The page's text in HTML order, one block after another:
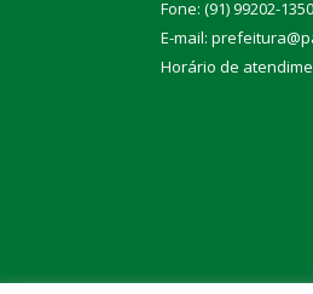
Fone: (91) 99202-1350
E-mail:
Horário de